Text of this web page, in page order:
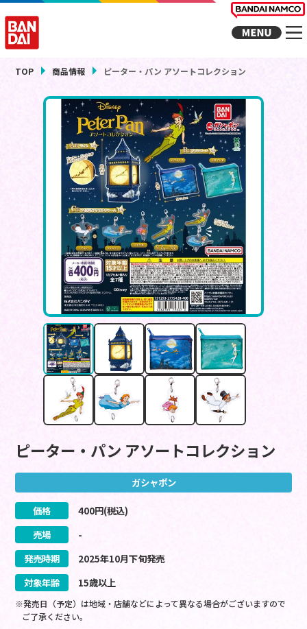
TOP 商品情報 ピーター・パン アソートコレクション
ピーター・パン アソートコレクション
ガシャポン
価格 400円(税込)
売場
-
発売時期
2025年10月下旬発売
対象年齢
15歳以上
※発売日（予定）は地域・店舗などによって異なる場合がございますので
ご了承ください。